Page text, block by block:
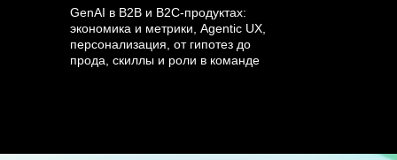
GenAI в B2B и B2C-продуктах:
экономика и метрики, Agentic UX,
персонализация, от гипотез до
прода, скиллы и роли в команде